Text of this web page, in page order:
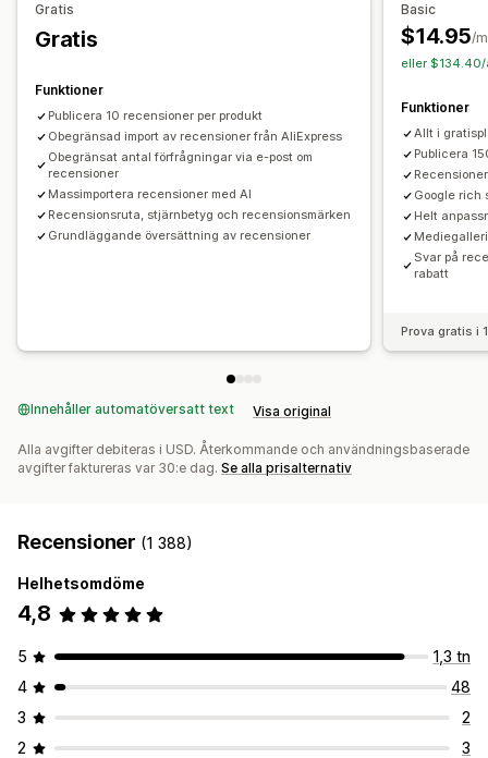
Metoder för insamling av recensioner
Kampanjer
Import och export
Automatiseringar Anpassade förfrågningar
Gratis
Gratis
Funktioner
Publicera 10 recensioner per produkt
Obegränsad import av recensioner från AliExpress
Obegränsat antal förfrågningar via e-post om
recensioner
Massimportera recensioner med AI
Recensionsruta, stjärnbetyg och recensionsmärken
Grundläggande översättning av recensioner
Basic
$14.95/
eller $134.40/
Funktioner
Allt i
Publicera
Google rich
Helt
Svar på
rabatt
Prova gratis i
Innehåller automatöversatt text Visa original
Alla avgifter debiteras i USD. Återkommande och användningsbaserade
avgifter faktureras var 30:e dag. Se alla prisalternativ
Recensioner (1 388)
Helhetsomdöme
4,8
5
1,3 tn
4
48
3
2
2
3